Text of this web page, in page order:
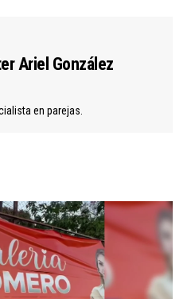
Ariel González
en parejas.